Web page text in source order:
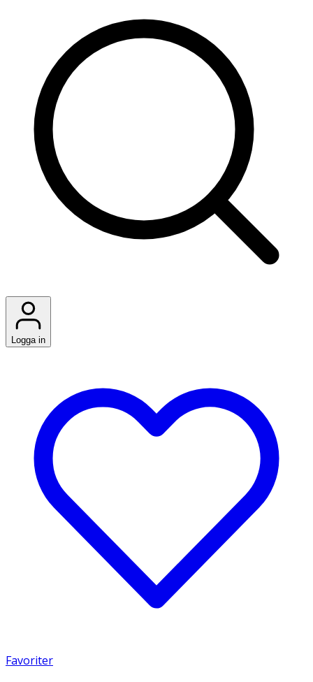
Logga in
Favoriter